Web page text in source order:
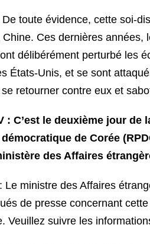
toute évidence, cette soi-
Ces dernières
délibérément perturbé les
États-Unis, et se sont
retourner contre eux et
: C’est le deuxième jour
de Corée
des Affaires
Le ministre des Affaires
de presse concernant
Veuillez suivre les